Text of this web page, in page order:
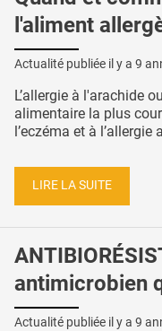
l'aliment
Actualité publiée il y a 9
L’allergie à l'arachide
alimentaire la plus
l’eczéma et à
LIRE LA SUITE
antimicrobien
Actualité publiée il y a 9